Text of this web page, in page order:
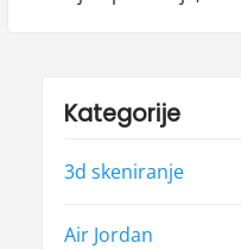
Kategorije
3d skeniranje
Air Jordan